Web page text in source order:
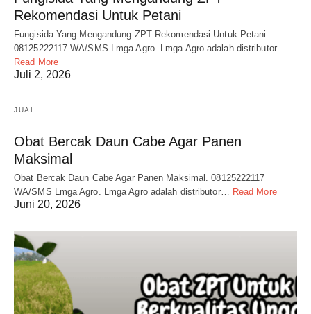
Rekomendasi Untuk Petani
Fungisida Yang Mengandung ZPT Rekomendasi Untuk Petani.
08125222117 WA/SMS Lmga Agro. Lmga Agro adalah distributor…
Read More
Juli 2, 2026
JUAL
Obat Bercak Daun Cabe Agar Panen
Maksimal
Obat Bercak Daun Cabe Agar Panen Maksimal. 08125222117
WA/SMS Lmga Agro. Lmga Agro adalah distributor…
Read More
Juni 20, 2026